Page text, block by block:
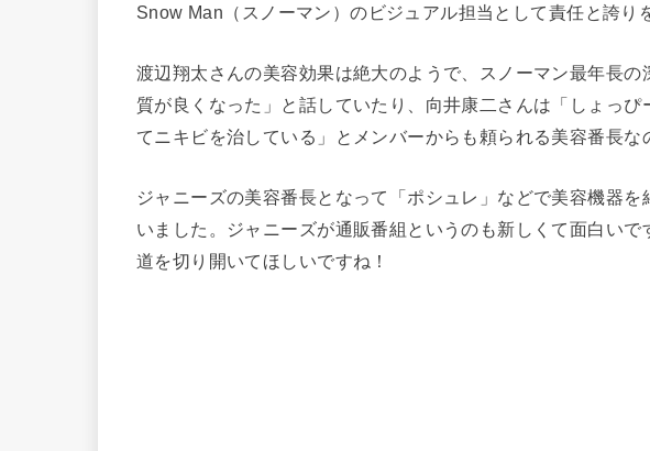
Snow Man（スノーマン）のビジュアル担当として責任と誇り
渡辺翔太さんの美容効果は絶大のようで、スノーマン最年長
質が良くなった」と話していたり、向井康二さんは「しょっ
てニキビを治している」とメンバーからも頼られる美容番長な
ジャニーズの美容番長となって「ポシュレ」などで美容機器
いました。ジャニーズが通販番組というのも新しくて面白い
道を切り開いてほしいですね！